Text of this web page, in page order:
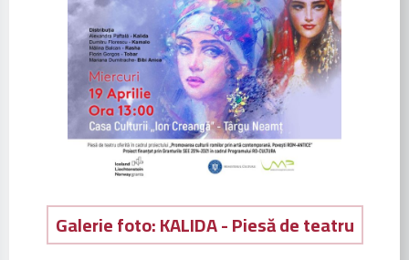
Galerie foto: KALIDA - Piesă de teatru